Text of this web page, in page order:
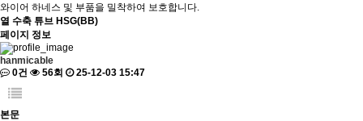
와이어 하네스 및 부품을 밀착하여 보호합니다.
열 수축 튜브 HSG(BB)
페이지 정보
hanmicable
0건
56회 25-12-03 15:47
본문